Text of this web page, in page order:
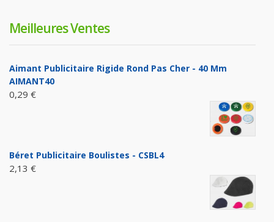
Meilleures Ventes
Aimant Publicitaire Rigide Rond Pas Cher - 40 Mm
AIMANT40
0,29 €
Béret Publicitaire Boulistes - CSBL4
2,13 €